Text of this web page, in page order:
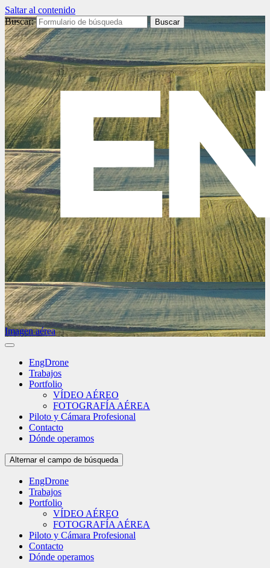
Saltar al contenido
Buscar:
Imagen aérea
EngDrone
Trabajos
Portfolio
VÍDEO AÉREO
FOTOGRAFÍA AÉREA
Piloto y Cámara Profesional
Contacto
Dónde operamos
Alternar el campo de búsqueda
EngDrone
Trabajos
Portfolio
VÍDEO AÉREO
FOTOGRAFÍA AÉREA
Piloto y Cámara Profesional
Contacto
Dónde operamos